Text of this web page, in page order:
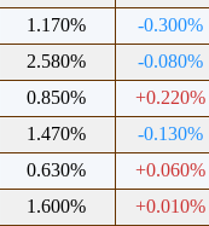
1.170% -0.300%
2.580% -0.080%
0.850% +0.220%
1.470% -0.130%
0.630% +0.060%
1.600% +0.010%